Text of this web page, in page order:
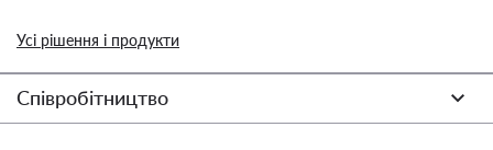
Усі рішення і продукти
Співробітництво